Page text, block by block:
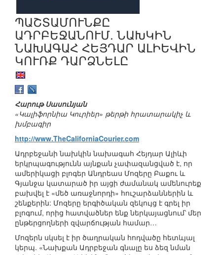
ՊԱՇՏԱՄՈՒՆՔԸ
ԱԴՐԲԵՋԱՆՈՒՄ. ՆԱԽԿԻՆ
ՆԱԽԱԳԱՀ ՀԵՅԴԱՐ ԱԼԻԵՎԻՆ
ԿՈՒՌՔ ԴԱՐՁՆԵԼԸ
Հարութ Սասունյան
«Կալիֆորնիա Կուրիեր» թերթի հրատարակիչ և
խմբագիր
http://www.TheCaliforniaCourier.com
Ադրբեջանի նախկին նախագահ Հեյդար Ալիևի
երկրպագությունն այնքան չափազանցված է, որ
ամերիկացի բլոգեր Անդրեաս Մոզերը Բաքու և
Գյանջա կատարած իր այցի ժամանակ ամենուրեք
բախվել է «մեծ առաջնորդի» հուշարձաններին և
շենքերին: Մոզերը երգիծական զեկույց է գրել իր
բլոգում, որից հատվածներ ենք ներկայացնում՝ մեր
ընթերցողների զվարճության համար…
Մոզերն սկսել է իր ծաղրական հոդվածը հետևյալ
կերպ. «Նախքան Ադրբեջան գնալը ես ձեզ նման